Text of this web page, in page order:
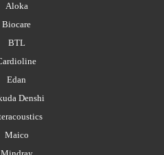
Aloka
Biocare
BTL
Edan
Denshi
Maico